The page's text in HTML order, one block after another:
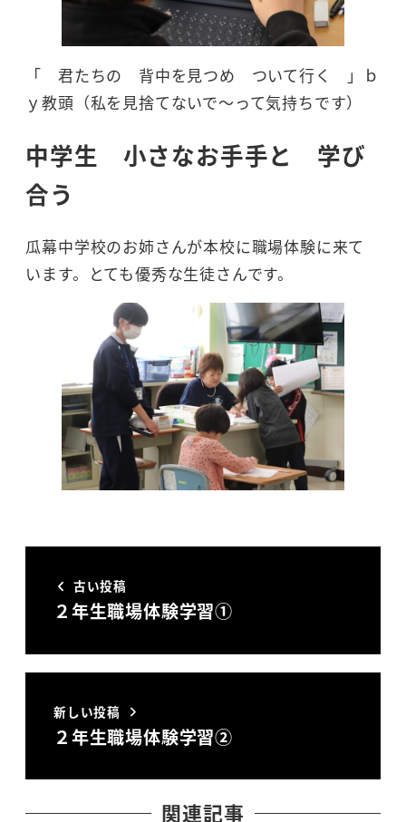
「 君たちの 背中を見つめ ついて行く 」ｂ
ｙ教頭（私を見捨てないで～って気持ちです）
中学生 小さなお手手と 学び
合う
瓜幕中学校のお姉さんが本校に職場体験に来て
います。とても優秀な生徒さんです。
古い投稿
２年生職場体験学習①
新しい投稿
２年生職場体験学習②
関連記事